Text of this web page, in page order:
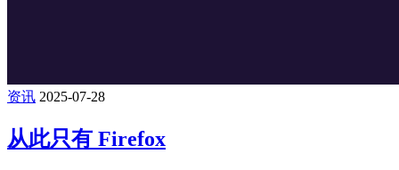
资讯 2025-07-28
从此只有 Firefox